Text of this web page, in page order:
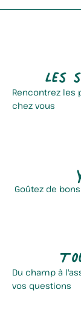
Rencontrez les
chez vous
Goûtez de
Du champ à
vos questions